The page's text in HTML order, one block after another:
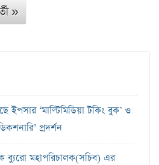
»
ইপসার ‘মাল্টিমিডিয়া টকিং বুক’ ও
প্রদর্শন
ব‍্যুরো মহাপরিচালক(সচিব) এর